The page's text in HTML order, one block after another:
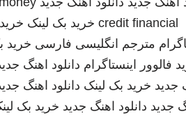
credit financial خرید بک لینک
مترجم انگلیسی فارسی خرید
فالوور اینستاگرام دانلود اهنگ
جدید خرید بک لینک دانلود اهنگ
جدید دانلود اهنگ جدید خرید بک